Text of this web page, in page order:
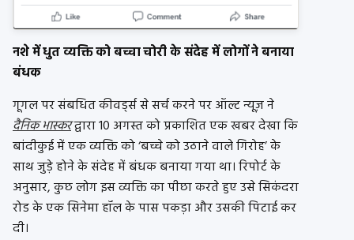
नशे में धुत व्यक्ति को बच्चा चोरी के संदेह में लोगों ने बनाया
बंधक
गूगल पर संबधित कीवर्ड्स से सर्च करने पर ऑल्ट न्यूज़ ने
दैनिक भास्करद्वारा 10 अगस्त को प्रकाशित एक खबर देखा कि
बांदीकुई में एक व्यक्ति को ‘बच्चे को उठाने वाले गिरोह’ के
साथ जुड़े होने के संदेह में बंधक बनाया गया था। रिपोर्ट के
अनुसार, कुछ लोग इस व्यक्ति का पीछा करते हुए उसे सिकंदरा
रोड के एक सिनेमा हॉल के पास पकड़ा और उसकी पिटाई कर
दी।